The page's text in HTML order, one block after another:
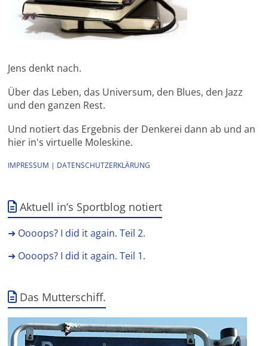
Jens denkt nach.
Über das Leben, das Universum, den Blues, den Jazz
und den ganzen Rest.
Und notiert das Ergebnis der Denkerei dann ab und an
hier in's virtuelle Moleskine.
IMPRESSUM | DATENSCHUTZERKLÄRUNG
Aktuell in’s Sportblog notiert
➜ Oooops? I did it again. Teil 2.
➜ Oooops? I did it again. Teil 1.
Das Mutterschiff.